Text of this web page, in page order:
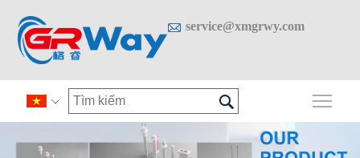
 service@xmgrwy.com
 